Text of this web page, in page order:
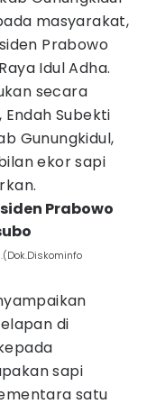
masyarakat,
Prabowo
Idul Adha.
secara
Subekti
Gunungkidul,
ekor sapi
Prabowo
di
sapi
satu